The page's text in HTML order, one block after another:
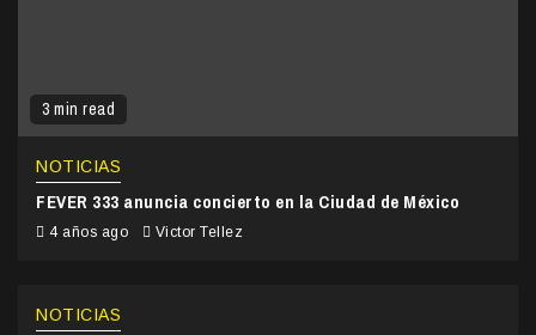
3 min read
NOTICIAS
FEVER 333 anuncia concierto en la Ciudad de México
4 años ago Victor Tellez
NOTICIAS